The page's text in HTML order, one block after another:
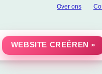
Over ons
WEBSITE CREËREN »